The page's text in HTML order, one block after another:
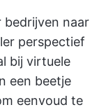
bedrijven naar
perspectief
bij virtuele
een beetje
eenvoud te